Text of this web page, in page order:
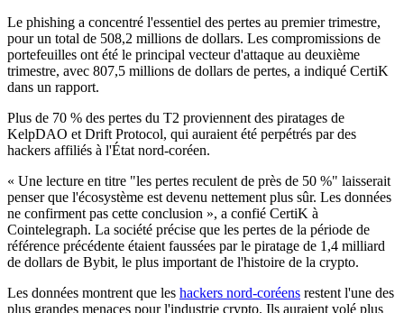
Le phishing a concentré l'essentiel des pertes au premier trimestre,
pour un total de 508,2 millions de dollars. Les compromissions de
portefeuilles ont été le principal vecteur d'attaque au deuxième
trimestre, avec 807,5 millions de dollars de pertes, a indiqué CertiK
dans un rapport.
Plus de 70 % des pertes du T2 proviennent des piratages de
KelpDAO et Drift Protocol, qui auraient été perpétrés par des
hackers affiliés à l'État nord-coréen.
« Une lecture en titre "les pertes reculent de près de 50 %" laisserait
penser que l'écosystème est devenu nettement plus sûr. Les données
ne confirment pas cette conclusion », a confié CertiK à
Cointelegraph. La société précise que les pertes de la période de
référence précédente étaient faussées par le piratage de 1,4 milliard
de dollars de Bybit, le plus important de l'histoire de la crypto.
Les données montrent que les hackers nord-coréens restent l'une des
plus grandes menaces pour l'industrie crypto. Ils auraient volé plus